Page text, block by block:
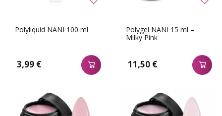
Polyliquid NANI 100 ml
3,99 €
Polygel NANI 15 ml –
Milky Pink
11,50 €